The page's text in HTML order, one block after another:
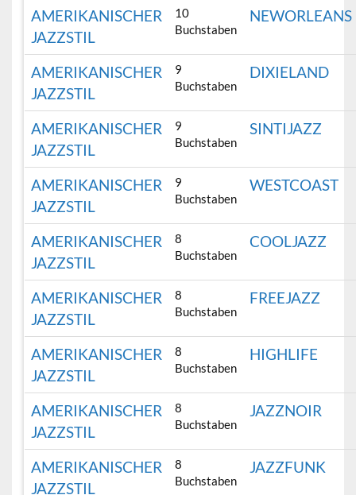
AMERIKANISCHER
JAZZSTIL
10
Buchstaben
NEWORLEANS
AMERIKANISCHER
JAZZSTIL
9
Buchstaben
DIXIELAND
AMERIKANISCHER
JAZZSTIL
9
Buchstaben
SINTIJAZZ
AMERIKANISCHER
JAZZSTIL
9
Buchstaben
WESTCOAST
AMERIKANISCHER
JAZZSTIL
8
Buchstaben
COOLJAZZ
AMERIKANISCHER
JAZZSTIL
8
Buchstaben
FREEJAZZ
AMERIKANISCHER
JAZZSTIL
8
Buchstaben
HIGHLIFE
AMERIKANISCHER
JAZZSTIL
8
Buchstaben
JAZZNOIR
AMERIKANISCHER
JAZZSTIL
8
Buchstaben
JAZZFUNK